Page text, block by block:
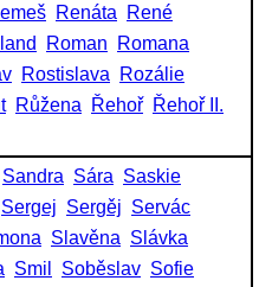
Renáta
René
Roman
Romana
Rostislava
Rozálie
Růžena Řehoř Řehoř II.
Sandra Sára Saskie
Sergej Sergěj Servác
Slavěna Slávka
Smil Soběslav Sofie